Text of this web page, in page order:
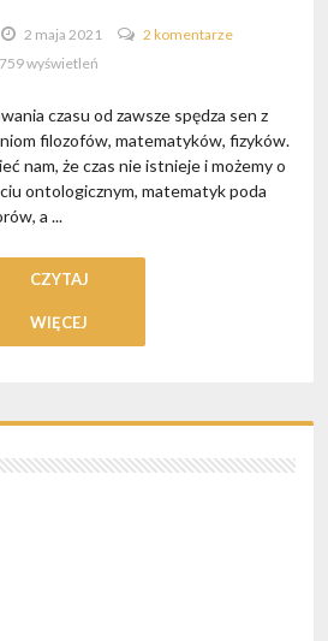
2 maja 2021
2 komentarze
wyświetleń
czasu od zawsze spędza sen z
filozofów, matematyków, fizyków.
nam, że czas nie istnieje i możemy o
ontologicznym, matematyk poda
a ...
CZYTAJ
WIĘCEJ